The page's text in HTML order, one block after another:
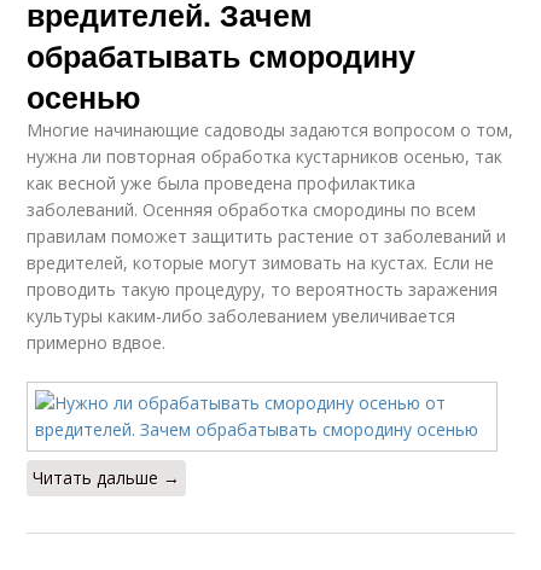
вредителей. Зачем
обрабатывать смородину
осенью
Многие начинающие садоводы задаются вопросом о том,
нужна ли повторная обработка кустарников осенью, так
как весной уже была проведена профилактика
заболеваний. Осенняя обработка смородины по всем
правилам поможет защитить растение от заболеваний и
вредителей, которые могут зимовать на кустах. Если не
проводить такую процедуру, то вероятность заражения
культуры каким-либо заболеванием увеличивается
примерно вдвое.
Читать дальше →